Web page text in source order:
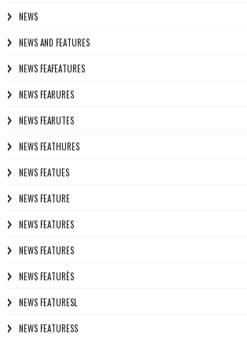
NEWS
NEWS AND FEATURES
NEWS FEAFEATURES
NEWS FEARURES
NEWS FEARUTES
NEWS FEATHURES
NEWS FEATUES
NEWS FEATURE
NEWS FEATURES
NEWS FEATURES
NEWS FEATURÈS
NEWS FEATURESL
NEWS FEATURESS